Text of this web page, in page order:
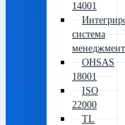
14001
система
OHSAS
18001
ISO
22000
TL